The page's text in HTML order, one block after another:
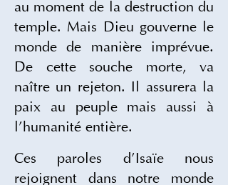
au moment de la destruction du
temple. Mais Dieu gouverne le
monde de manière imprévue.
De cette souche morte, va
naître un rejeton. Il assurera la
paix au peuple mais aussi à
l’humanité entière.
Ces paroles d’Isaïe nous
rejoignent dans notre monde